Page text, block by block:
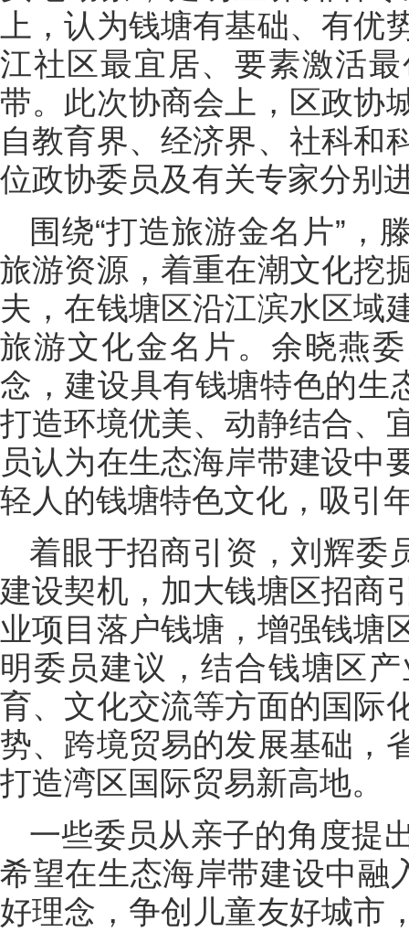
上，认为钱塘有基础、有
江社区最宜居、要素激活
带。此次协商会上，区政协
自教育界、经济界、社科和
位政协委员及有关专家分别
围绕“打造旅游金名片”，
旅游资源，着重在潮文化挖
夫，在钱塘区沿江滨水区域
旅游文化金名片。余晓燕
念，建设具有钱塘特色的生
打造环境优美、动静结合、
员认为在生态海岸带建设中
轻人的钱塘特色文化，吸引
着眼于招商引资，刘辉委
建设契机，加大钱塘区招商
业项目落户钱塘，增强钱塘
明委员建议，结合钱塘区
育、文化交流等方面的国际
势、跨境贸易的发展基础，
打造湾区国际贸易新高地。
一些委员从亲子的角度提
希望在生态海岸带建设中融
好理念，争创儿童友好城市